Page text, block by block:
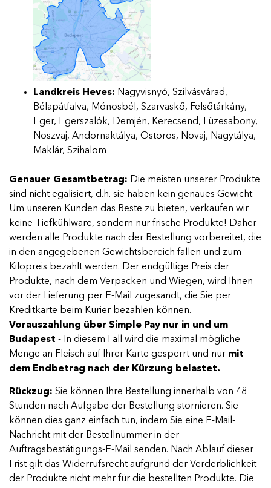
Landkreis Heves: Nagyvisnyó, Szilvásvárad,
Bélapátfalva, Mónosbél, Szarvaskő, Felsőtárkány,
Eger, Egerszalók, Demjén, Kerecsend, Füzesabony,
Noszvaj, Andornaktálya, Ostoros, Novaj, Nagytálya,
Maklár, Szihalom
Genauer Gesamtbetrag: Die meisten unserer Produkte
sind nicht egalisiert, d.h. sie haben kein genaues Gewicht.
Um unseren Kunden das Beste zu bieten, verkaufen wir
keine Tiefkühlware, sondern nur frische Produkte! Daher
werden alle Produkte nach der Bestellung vorbereitet, die
in den angegebenen Gewichtsbereich fallen und zum
Kilopreis bezahlt werden. Der endgültige Preis der
Produkte, nach dem Verpacken und Wiegen, wird Ihnen
vor der Lieferung per E-Mail zugesandt, die Sie per
Kreditkarte beim Kurier bezahlen können.
Vorauszahlung über Simple Pay nur in und um
Budapest - In diesem Fall wird die maximal mögliche
Menge an Fleisch auf Ihrer Karte gesperrt und nur mit
dem Endbetrag nach der Kürzung belastet.
Rückzug: Sie können Ihre Bestellung innerhalb von 48
Stunden nach Aufgabe der Bestellung stornieren. Sie
können dies ganz einfach tun, indem Sie eine E-Mail-
Nachricht mit der Bestellnummer in der
Auftragsbestätigungs-E-Mail senden. Nach Ablauf dieser
Frist gilt das Widerrufsrecht aufgrund der Verderblichkeit
der Produkte nicht mehr für die bestellten Produkte. Die